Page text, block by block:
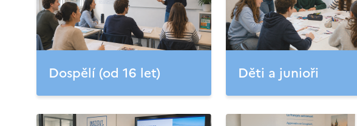
Dospělí (od 16 let) Děti a junioři